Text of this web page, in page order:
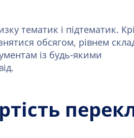
тематик і підтематик.
обсягом, рівнем
із будь-якими